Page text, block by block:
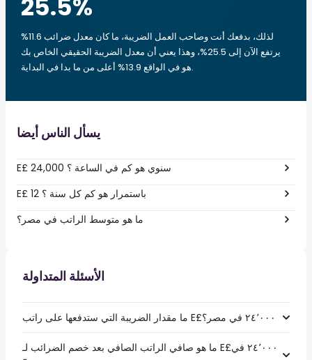
25.5%
لذلك، بدفعك أنت وصاحب العمل الضريبة، ما كان معدل ضرائب 11.6%
يرتفع الآن إلى 25.5%، وهذا يعني أن معدل الضريبة الحقيقي الخاص بك
هو في الواقع 13.9% أعلى من ما بدا في البداية.
يسأل الناس أيضا
E£ 24,000 سنوي هو كم في الساعة ؟
E£ 12 باستمرار هو كم كل سنة ؟
ما هو متوسط الراتب في مصر؟
الأسئلة المتداولة
ما هو صافي الراتب الصافي بعد خصم الضرائب لـ E£‏٢٤٬٠٠٠ في